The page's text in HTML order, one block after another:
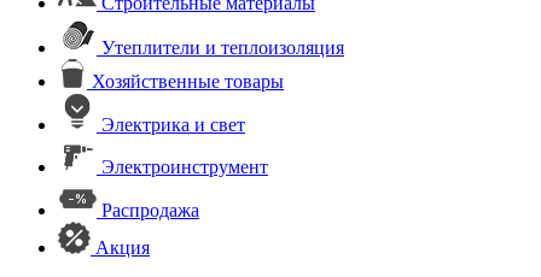
Утеплители и теплоизоляция
Хозяйственные товары
Электрика и свет
Электроинструмент
Распродажа
Акция